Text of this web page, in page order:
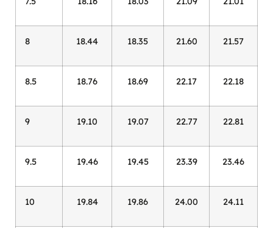
8 18.44 18.35 21.60 21.57
8.5 18.76 18.69 22.17 22.18
9 19.10 19.07 22.77 22.81
9.5 19.46 19.45 23.39 23.46
10 19.84 19.86 24.00 24.11